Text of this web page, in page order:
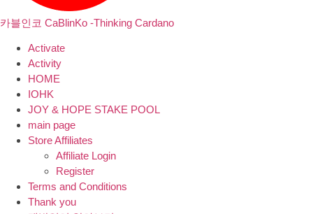
카블인코 CaBlinKo -Thinking Cardano
Activate
Activity
HOME
IOHK
JOY & HOPE STAKE POOL
main page
Store Affiliates
Affiliate Login
Register
Terms and Conditions
Thank you